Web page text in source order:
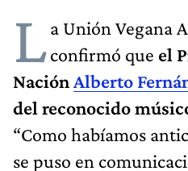
La Unión Vegana
confirmó que el
NaciónAlberto
del reconocido
“Como habíamos
se puso en